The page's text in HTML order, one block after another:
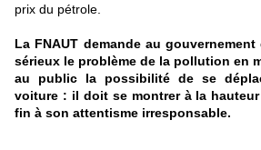
prix du pétrole.
La FNAUT demande au
sérieux le problème de la pollution en
au public la possibilité de se
voiture : il doit se montrer à la
fin à son attentisme irresponsable.